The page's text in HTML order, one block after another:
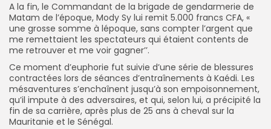
A la fin, le Commandant de la brigade de gendarmerie de
Matam de l’époque, Mody Sy lui remit 5.000 francs CFA, «
une grosse somme à lépoque, sans compter l’argent que
me remettaient les spectateurs qui étaient contents de
me retrouver et me voir gagner’’.
Ce moment d’euphorie fut suivie d’une série de blessures
contractées lors de séances d’entraînements à Kaédi. Les
mésaventures s’enchaînent jusqu’à son empoisonnement,
qu’il impute à des adversaires, et qui, selon lui, a précipité la
fin de sa carrière, après plus de 25 ans à cheval sur la
Mauritanie et le Sénégal.